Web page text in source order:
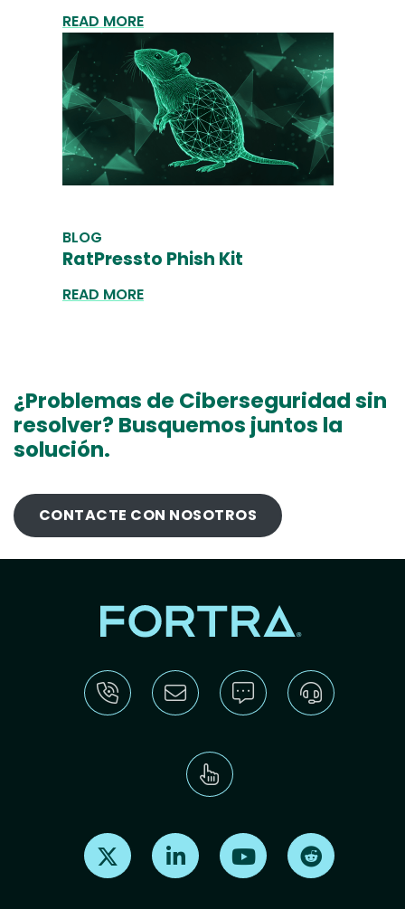
READ MORE
BLOG
RatPressto Phish Kit
READ MORE
¿Problemas de Ciberseguridad sin
resolver? Busquemos juntos la
solución.
CONTACTE CON NOSOTROS
Find us on X Find us on LinkedInFind us on Youtube